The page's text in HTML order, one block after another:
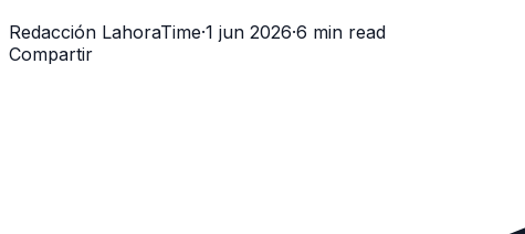
Redacción LahoraTime·1 jun 2026·6 min read
Compartir